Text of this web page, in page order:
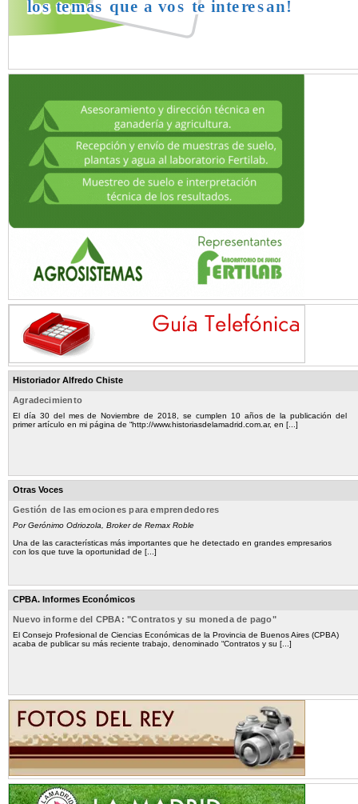
Historiador Alfredo Chiste
Agradecimiento
El día 30 del mes de Noviembre de 2018, se cumplen 10 años de la publicación del
primer artículo en mi página de “http://www.historiasdelamadrid.com.ar, en [...]
Otras Voces
Gestión de las emociones para emprendedores
Por Gerónimo Odriozola, Broker de Remax Roble
Una de las características más importantes que he detectado en grandes empresarios
con los que tuve la oportunidad de [...]
CPBA. Informes Económicos
Nuevo informe del CPBA: "Contratos y su moneda de pago"
El Consejo Profesional de Ciencias Económicas de la Provincia de Buenos Aires (CPBA)
acaba de publicar su más reciente trabajo, denominado “Contratos y su [...]